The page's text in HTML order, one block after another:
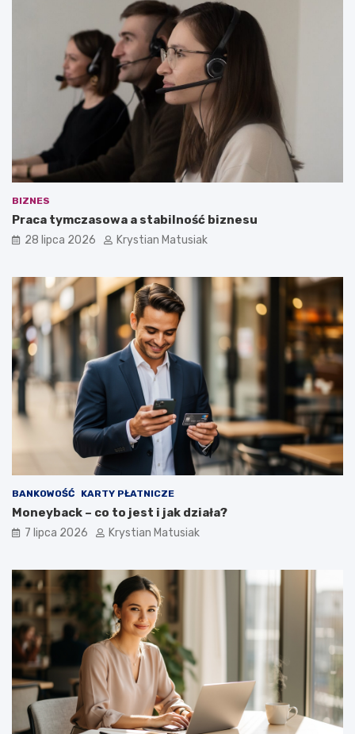
BIZNES
Praca tymczasowa a stabilność biznesu
28 lipca 2026 Krystian Matusiak
BANKOWOŚĆ KARTY PŁATNICZE
Moneyback – co to jest i jak działa?
7 lipca 2026 Krystian Matusiak